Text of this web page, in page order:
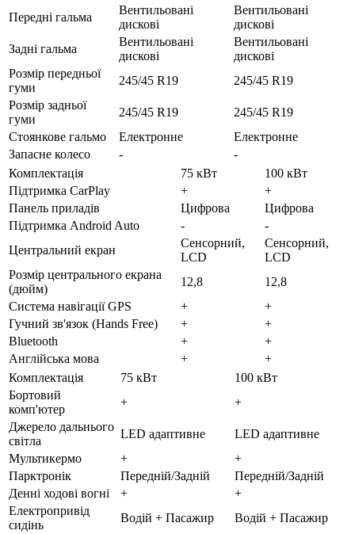
Передні гальма
Вентильовані
дискові
Вентильовані
дискові
Задні гальма
Вентильовані
дискові
Вентильовані
дискові
Розмір передньої
гуми
245/45 R19
245/45 R19
Розмір задньої
гуми
245/45 R19
245/45 R19
Стоянкове гальмо
Електронне
Електронне
Запасне колесо
-
-
Комплектація
75 кВт
100 кВт
Підтримка CarPlay
+
+
Панель приладів
Цифрова
Цифрова
Підтримка Android Auto
-
-
Центральний екран
Сенсорний,
LCD
Сенсорний,
LCD
Розмір центрального екрана
(дюйм)
12,8
12,8
Система навігації GPS
+
+
Гучний зв'язок (Hands Free)
+
+
Bluetooth
+
+
Англійська мова
+
+
Комплектація
75 кВт
100 кВт
Бортовий
комп'ютер
+
+
Джерело дальнього
світла
LED адаптивне
LED адаптивне
Мультикермо
+
+
Парктронік
Передній/Задній
Передній/Задній
Денні ходові вогні
+
+
Електропривід
сидінь
Водій + Пасажир
Водій + Пасажир